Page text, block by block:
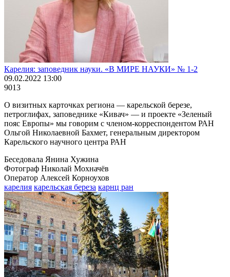
Карелия: заповедник науки. «В МИРЕ НАУКИ» № 1-2
09.02.2022 13:00
9013
О визитных карточках региона — карельской березе,
петроглифах, заповеднике «Кивач» — и проекте «Зеленый
пояс Европы» мы говорим с членом-корреспондентом РАН
Ольгой Николаевной Бахмет, генеральным директором
Карельского научного центра РАН
Беседовала Янина Хужина
Фотограф Николай Мохначёв
Оператор Алексей Корноухов
карелия карельская береза карнц ран